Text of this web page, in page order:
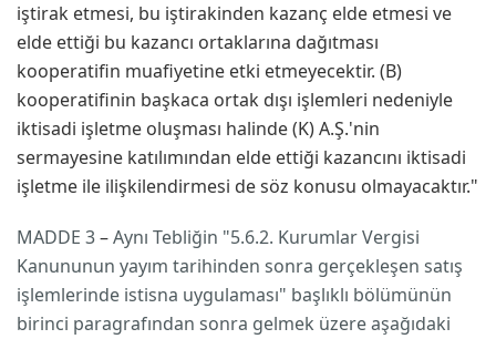
iştirak etmesi, bu iştirakinden kazanç elde etmesi ve
elde ettiği bu kazancı ortaklarına dağıtması
kooperatifin muafiyetine etki etmeyecektir. (B)
kooperatifinin başkaca ortak dışı işlemleri nedeniyle
iktisadi işletme oluşması halinde (K) A.Ş.'nin
sermayesine katılımından elde ettiği kazancını iktisadi
işletme ile ilişkilendirmesi de söz konusu olmayacaktır."
MADDE 3–Aynı Tebliğin "5.6.2. Kurumlar Vergisi
Kanununun yayım tarihinden sonra gerçekleşen satış
işlemlerinde istisna uygulaması" başlıklı bölümünün
birinci paragrafından sonra gelmek üzere aşağıdaki